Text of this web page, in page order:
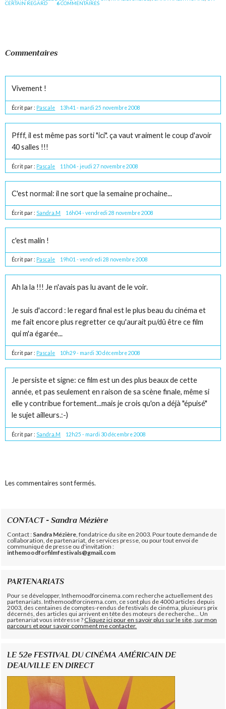
CERTAIN REGARD 6COMMENTAIRES
Commentaires
Vivement !
Écrit par : Pascale 13h41 - mardi 25 novembre 2008
Pfff, il est même pas sorti "ici". ça vaut vraiment le coup d'avoir
40 salles !!!
Écrit par : Pascale 11h04-jeudi 27 novembre 2008
C'est normal: il ne sort que la semaine prochaine...
Écrit par : Sandra.M 16h04-vendredi 28 novembre 2008
c'est malin !
Écrit par : Pascale 19h01-vendredi 28 novembre 2008
Ah la la !!! Je n'avais pas lu avant de le voir.
Je suis d'accord : le regard final est le plus beau du cinéma et
me fait encore plus regretter ce qu'aurait pu/dû être ce film
qui m'a égarée...
Écrit par : Pascale 10h29- mardi 30 décembre 2008
Je persiste et signe: ce film est un des plus beaux de cette
année, et pas seulement en raison de sa scène finale, même si
elle y contribue fortement...mais je crois qu'on a déjà "épuisé"
le sujet ailleurs.:-)
Écrit par : Sandra.M 12h25 - mardi 30 décembre 2008
Les commentaires sont fermés.
CONTACT - Sandra Mézière
Contact : Sandra Mézière , fondatrice du site en 2003. Pour toute demande de
collaboration, de partenariat, de services presse, ou pour tout envoi de
communiqué de presse ou d'invitation :
inthemoodforfilmfestivals@gmail.com
PARTENARIATS
Pour se développer, Inthemoodforcinema.com recherche actuellement des
partenariats. Inthemoodforcinema.com, ce sont plus de 4000 articles depuis
2003, des centaines de comptes-rendus de festivals de cinéma, plusieurs prix
décernés, des articles qui arrivent en tête des moteurs de recherche... Un
partenariat vous intéresse ?Cliquez ici pour en savoir plus sur le site, sur mon
parcours et pour savoir comment me contacter.
LE 52e FESTIVAL DU CINÉMA AMÉRICAIN DE
DEAUVILLE EN DIRECT